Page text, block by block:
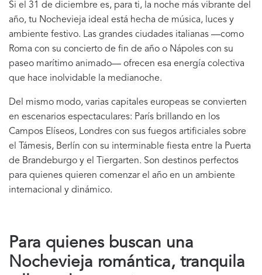
Si el 31 de diciembre es, para ti, la noche más vibrante del
año, tu Nochevieja ideal está hecha de música, luces y
ambiente festivo. Las grandes ciudades italianas —como
Roma con su concierto de fin de año o Nápoles con su
paseo marítimo animado— ofrecen esa energía colectiva
que hace inolvidable la medianoche.
Del mismo modo, varias capitales europeas se convierten
en escenarios espectaculares: París brillando en los
Campos Elíseos, Londres con sus fuegos artificiales sobre
el Támesis, Berlín con su interminable fiesta entre la Puerta
de Brandeburgo y el Tiergarten. Son destinos perfectos
para quienes quieren comenzar el año en un ambiente
internacional y dinámico.
Para quienes buscan una
Nochevieja romántica, tranquila